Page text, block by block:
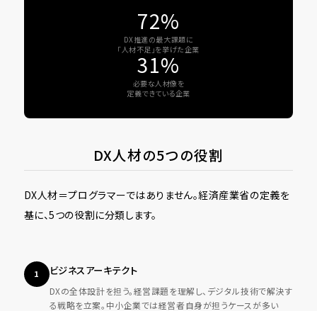
72%
DX推進の最大課題に
「人材不足」を挙げた企業
31%
必要な人材像を
定義できている企業
DX人材の5つの役割
DX人材＝プログラマーではありません。経済産業省の定義を
基に、5つの役割に分類します。
1 ビジネスアーキテクト
DXの全体設計を担う。経営課題を理解し、デジタル技術で解決す
る戦略を立案。中小企業では経営者自身が担うケースが多い